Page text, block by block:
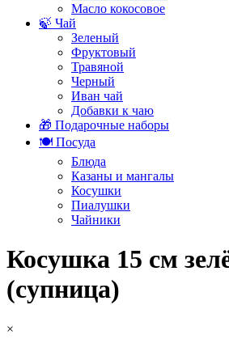
Масло кокосовое
🍃 Чай
Зеленый
Фруктовый
Травяной
Черный
Иван чай
Добавки к чаю
🎁 Подарочные наборы
🍽️ Посуда
Блюда
Казаны и мангалы
Косушки
Пиалушки
Чайники
Косушка 15 см
(супница)
×